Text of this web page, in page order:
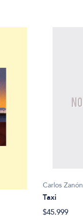
Carlos Zanón
Taxi
$45.999